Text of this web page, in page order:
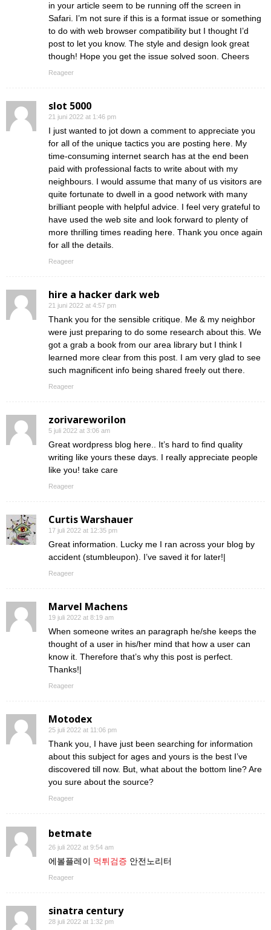
in your article seem to be running off the screen in
Safari. I’m not sure if this is a format issue or something
to do with web browser compatibility but I thought I’d
post to let you know. The style and design look great
though! Hope you get the issue solved soon. Cheers
Reageer
slot 5000
21 juni 2022 at 1:46 pm
I just wanted to jot down a comment to appreciate you
for all of the unique tactics you are posting here. My
time-consuming internet search has at the end been
paid with professional facts to write about with my
neighbours. I would assume that many of us visitors are
quite fortunate to dwell in a good network with many
brilliant people with helpful advice. I feel very grateful to
have used the web site and look forward to plenty of
more thrilling times reading here. Thank you once again
for all the details.
Reageer
hire a hacker dark web
21 juni 2022 at 4:57 pm
Thank you for the sensible critique. Me & my neighbor
were just preparing to do some research about this. We
got a grab a book from our area library but I think I
learned more clear from this post. I am very glad to see
such magnificent info being shared freely out there.
Reageer
zorivareworilon
5 juli 2022 at 3:06 am
Great wordpress blog here.. It’s hard to find quality
writing like yours these days. I really appreciate people
like you! take care
Reageer
Curtis Warshauer
17 juli 2022 at 12:35 pm
Great information. Lucky me I ran across your blog by
accident (stumbleupon). I’ve saved it for later!|
Reageer
Marvel Machens
19 juli 2022 at 8:19 am
When someone writes an paragraph he/she keeps the
thought of a user in his/her mind that how a user can
know it. Therefore that’s why this post is perfect.
Thanks!|
Reageer
Motodex
25 juli 2022 at 11:06 pm
Thank you, I have just been searching for information
about this subject for ages and yours is the best I’ve
discovered till now. But, what about the bottom line? Are
you sure about the source?
Reageer
betmate
26 juli 2022 at 9:54 am
에볼플레이 먹튀검증 안전노리터
Reageer
sinatra century
28 juli 2022 at 1:32 pm